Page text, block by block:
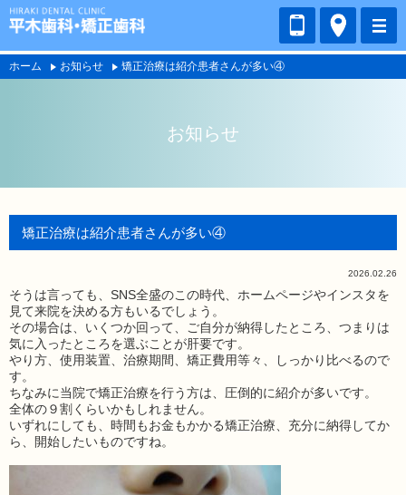
ホーム お知らせ 矯正治療は紹介患者さんが多い④
お知らせ
矯正治療は紹介患者さんが多い④
2026.02.26
そうは言っても、SNS全盛のこの時代、ホームページやインスタを
見て来院を決める方もいるでしょう。
その場合は、いくつか回って、ご自分が納得したところ、つまりは
気に入ったところを選ぶことが肝要です。
やり方、使用装置、治療期間、矯正費用等々、しっかり比べるので
す。
ちなみに当院で矯正治療を行う方は、圧倒的に紹介が多いです。
全体の９割くらいかもしれません。
いずれにしても、時間もお金もかかる矯正治療、充分に納得してか
ら、開始したいものですね。